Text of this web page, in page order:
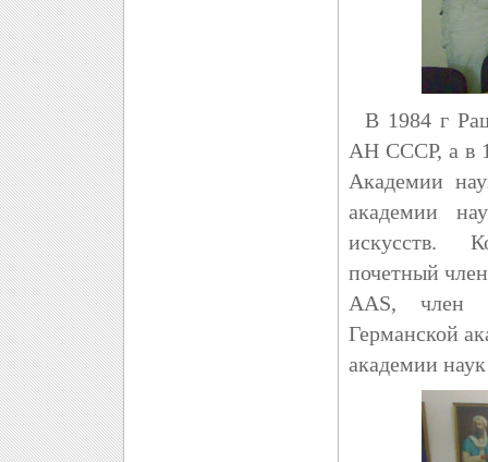
В 1984 г
АН СССР, а в
Академии
академии
искусств.
почетный
AAS, член
Германской
академии